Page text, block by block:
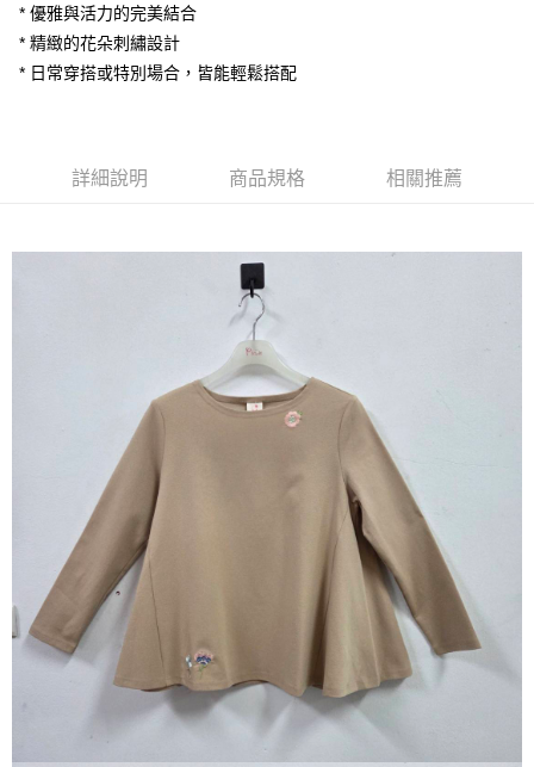
Apple Pay
街口支付
相關說明
１．簡單：不需註冊會員、不需綁卡、不需儲值。
２．便利：只要手機號碼，簡訊認證，即可結帳。
３．安心：先確認商品／服務後，再付款。
【「AFTEE先享後付」結帳流程】
１．於結帳方式選擇「AFTEE先享後付」後，將跳轉至「AFTEE先享後付」
結帳頁面，進行簡訊認證並確認金額後，即可完成結帳。
２．訂單成立數日內，您將收到繳費通知簡訊。
３．收到繳費通知簡訊後14天內，點擊此簡訊中的連結，可透過四大超商／
ATM／網路銀行／等多元方式進行付款，方視為交易完成。
※ 請注意：結帳手續完成當下不需立刻繳費，但若您需要取消訂單，請聯絡
購買商品的店家。未經商家同意取消之訂單仍視為有效，需透過AFTEE先享
後付繳納相關費用。
※ 交易是否成功請以「AFTEE先享後付 」之結帳頁面顯示為準，若有關於
是否繳費成功／繳費後需取消欲退款等相關疑問，請聯繫「AFTEE先享後付
客戶支援中心」
https://netprotections.freshdesk.com/support/home
【注意事項】
１．透過由恩沛科技股份有限公司提供之「AFTEE先享後付」服務完成之交
易，需依本服務之必要範圍內提供個人資料，並將交易相關給付款項請求債
權轉讓予恩沛科技股份有限公司。
２．關於個人資料處理事宜，請瀏覽以下網址：
３．未成年的使用者請事先徵得法定代理人或監護人之同意方可使用
每筆NT$80，滿NT$1,200(含以上)免運費
每筆NT$80，滿NT$1,200(含以上)免運費
每筆NT$80，滿NT$1,200(含以上)免運費
付款後門市自取
免運費
* 優雅與活力的完美結合
* 精緻的花朵刺繡設計
* 日常穿搭或特別場合，皆能輕鬆搭配
詳細說明 商品規格 相關推薦